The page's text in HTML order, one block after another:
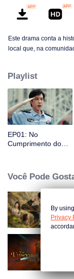
Este drama conta a
local que, na
Playlist
EP01: No
Cumprimento do
Você Pode
By
Privacy